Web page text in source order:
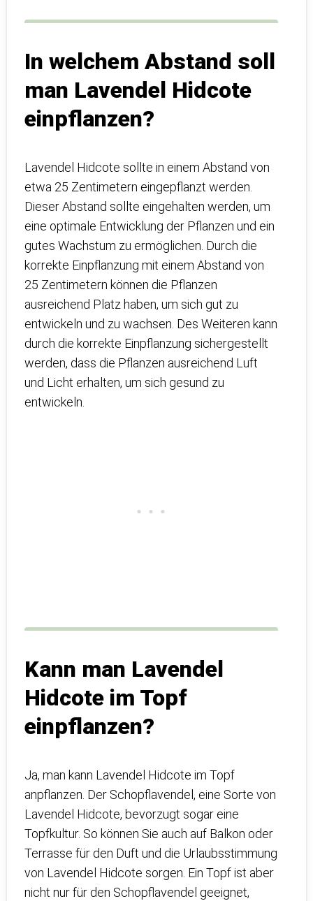
In welchem Abstand soll
man Lavendel Hidcote
einpflanzen?
Lavendel Hidcote sollte in einem Abstand von
etwa 25 Zentimetern eingepflanzt werden.
Dieser Abstand sollte eingehalten werden, um
eine optimale Entwicklung der Pflanzen und ein
gutes Wachstum zu ermöglichen. Durch die
korrekte Einpflanzung mit einem Abstand von
25 Zentimetern können die Pflanzen
ausreichend Platz haben, um sich gut zu
entwickeln und zu wachsen. Des Weiteren kann
durch die korrekte Einpflanzung sichergestellt
werden, dass die Pflanzen ausreichend Luft
und Licht erhalten, um sich gesund zu
entwickeln.
Kann man Lavendel
Hidcote im Topf
einpflanzen?
Ja, man kann Lavendel Hidcote im Topf
anpflanzen. Der Schopflavendel, eine Sorte von
Lavendel Hidcote, bevorzugt sogar eine
Topfkultur. So können Sie auch auf Balkon oder
Terrasse für den Duft und die Urlaubsstimmung
von Lavendel Hidcote sorgen. Ein Topf ist aber
nicht nur für den Schopflavendel geeignet,